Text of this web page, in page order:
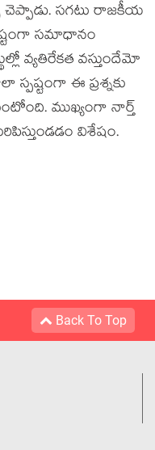
సగటు రాజకీయ
సమాధానం
వ్యతిరేకత వస్తుందేమో
ఈ ప్రశ్నకు
ముఖ్యంగా నార్త్
విశేషం.
Back To Top